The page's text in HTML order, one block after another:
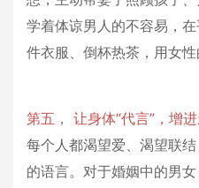
学着体谅男人的不容易，
件衣服、倒杯热茶，用女性
第五， 让身体“代言”，增进
每个人都渴望爱、渴望联
的语言。对于婚姻中的男